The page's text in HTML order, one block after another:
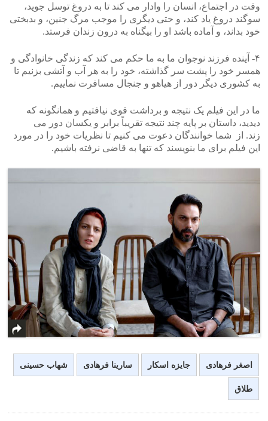
وقت در اجتماع، انسان را وادار می کند تا به دروغ توسل جوید،
سوگند دروغ یاد کند، و حتی دیگری را موجب مرگ جنین، و بدبختی
خود بداند، و آماده باشد او را بیگناه به درون زندان فرستد.
۴- آینده فرزند نوجوان ما به ما حکم می کند که زندگی خانوادگی و
همسر خود را پشت سر گذاشته، خود را به هر آب و آتشی بزنیم تا
به کشوری دیگر دور از هیاهو و جنجال مسافرت نماییم.
ما در این فیلم یک نتیجه و برداشت قوی نیافتیم و همانگونه که
دیدید، داستان بر پایه چند نتیجه تقریباً برابر و یکسان دور می
زند. از شما خوانندگان دعوت می کنیم تا نظریات خود را در مورد
این فیلم برای ما بنویسند که تنها به قاضی نرفته باشیم.
اصغر فرهادی جایزه اسکار سارینا فرهادی شهاب حسینی
طلاق